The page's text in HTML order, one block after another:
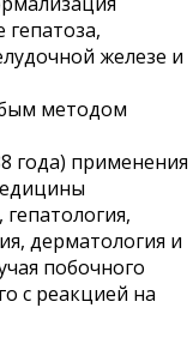
гепатоза,
железе и
методом
года) применения
дерматология и
побочного
с реакцией на